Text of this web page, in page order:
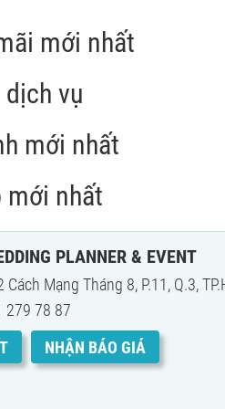
mới nhất
dịch vụ
mới nhất
mới nhất
PLANNER & EVENT
Mạng Tháng 8, P.11, Q.3,
279 78 87
NHẬN BÁO GIÁ